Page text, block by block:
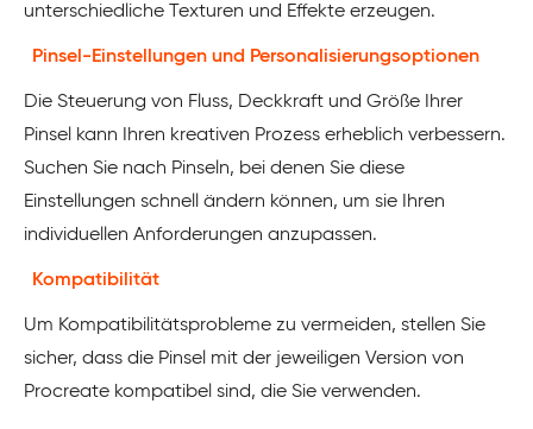
unterschiedliche Texturen und Effekte erzeugen.
Pinsel-Einstellungen und Personalisierungsoptionen
Die Steuerung von Fluss, Deckkraft und Größe Ihrer
Pinsel kann Ihren kreativen Prozess erheblich verbessern.
Suchen Sie nach Pinseln, bei denen Sie diese
Einstellungen schnell ändern können, um sie Ihren
individuellen Anforderungen anzupassen.
Kompatibilität
Um Kompatibilitätsprobleme zu vermeiden, stellen Sie
sicher, dass die Pinsel mit der jeweiligen Version von
Procreate kompatibel sind, die Sie verwenden.